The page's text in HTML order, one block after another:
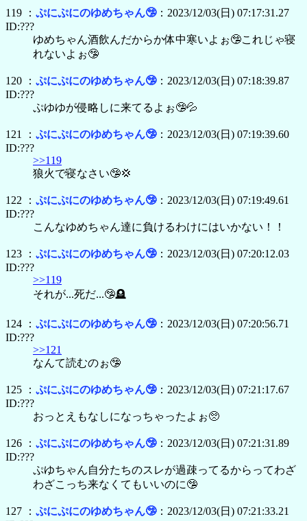
119 ： ぷにぷにのゆめちゃん🤥：2023/12/03(日) 07:17:31.27
ID:???
ゆめちゃん酒飲んだからか体中寒いよぉ🤥これじゃ寝
れないよぉ🤥
120 ： ぷにぷにのゆめちゃん🤥：2023/12/03(日) 07:18:39.87
ID:???
ぷゆゆが侵略しに来てるよぉ🤥💦
121 ： ぷにぷにのゆめちゃん🤥：2023/12/03(日) 07:19:39.60
ID:???
>>119
狼火で寝なさい🤥💢
122 ： ぷにぷにのゆめちゃん🤥：2023/12/03(日) 07:19:49.61
ID:???
こんなゆめちゃん達に負けるわけにはいかない！！
123 ： ぷにぷにのゆめちゃん🤥：2023/12/03(日) 07:20:12.03
ID:???
>>119
それが...死だ...🤥🪦
124 ： ぷにぷにのゆめちゃん🤥：2023/12/03(日) 07:20:56.71
ID:???
>>121
なんて読むのぉ🤥
125 ： ぷにぷにのゆめちゃん🤥：2023/12/03(日) 07:21:17.67
ID:???
おっとえもなしになっちゃったよぉ🥺
126 ： ぷにぷにのゆめちゃん🤥：2023/12/03(日) 07:21:31.89
ID:???
ぷゆちゃん自分たちのスレが過疎ってるからってわざ
わざこっち来なくてもいいのに🤥
127 ： ぷにぷにのゆめちゃん🤥：2023/12/03(日) 07:21:33.21